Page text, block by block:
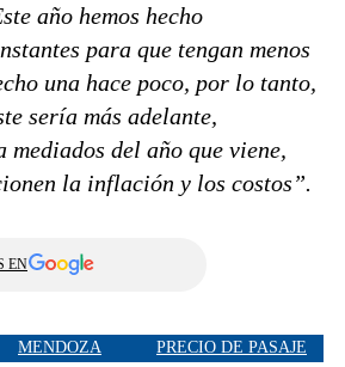
año hemos hecho
para que tengan menos
una hace poco, por lo tanto,
sería más adelante,
mediados del año que viene,
la inflación y los costos”.
EN
MENDOZA PRECIO DE PASAJE